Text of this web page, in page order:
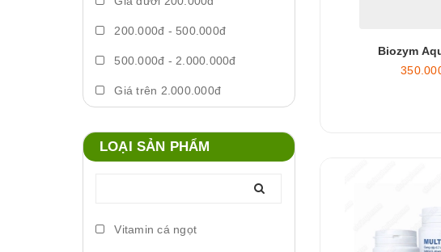
Biozym
200.000đ - 500.000đ
500.000đ - 2.000.000đ
Giá trên 2.000.000đ
LOẠI SẢN PHẨM
Vitamin cá ngọt